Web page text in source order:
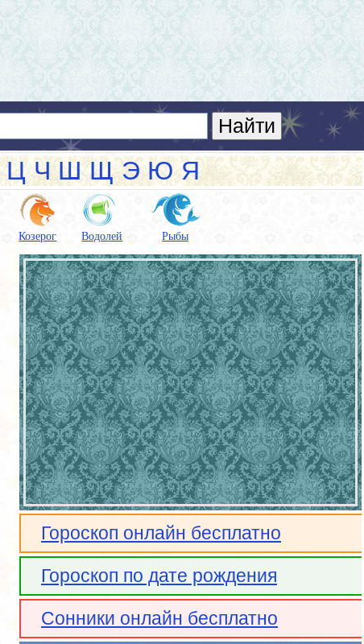
Ц Ч Ш Щ Э Ю Я
Козерог Водолей Рыбы
Гороскоп онлайн бесплатно
Гороскоп по дате рождения
Сонники онлайн бесплатно